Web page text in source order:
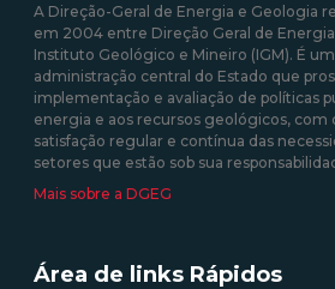
A Direção-Geral de Energia e Geologia
em 2004 entre Direção Geral de
Instituto Geológico e Mineiro (IGM). É
administração central do Estado que
implementação e avaliação de políticas
energia e aos recursos geológicos, com
satisfação regular e contínua das
setores que estão sob sua
Mais sobre a DGEG
Área de links Rápidos